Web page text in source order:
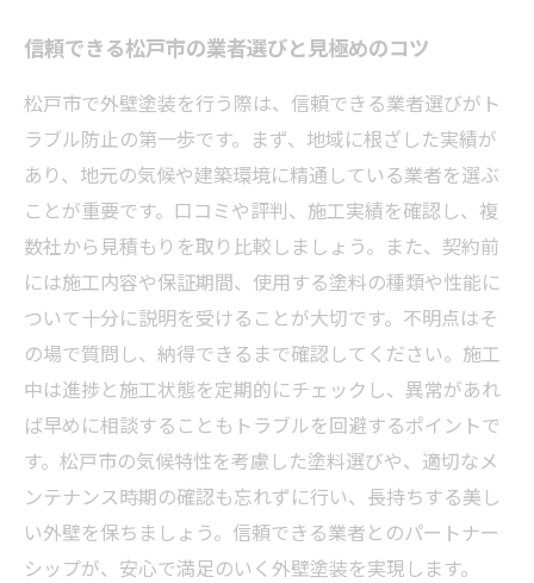
信頼できる松戸市の業者選びと見極めのコツ
松戸市で外壁塗装を行う際は、信頼できる業者選びがト
ラブル防止の第一歩です。まず、地域に根ざした実績が
あり、地元の気候や建築環境に精通している業者を選ぶ
ことが重要です。口コミや評判、施工実績を確認し、複
数社から見積もりを取り比較しましょう。また、契約前
には施工内容や保証期間、使用する塗料の種類や性能に
ついて十分に説明を受けることが大切です。不明点はそ
の場で質問し、納得できるまで確認してください。施工
中は進捗と施工状態を定期的にチェックし、異常があれ
ば早めに相談することもトラブルを回避するポイントで
す。松戸市の気候特性を考慮した塗料選びや、適切なメ
ンテナンス時期の確認も忘れずに行い、長持ちする美し
い外壁を保ちましょう。信頼できる業者とのパートナー
シップが、安心で満足のいく外壁塗装を実現します。